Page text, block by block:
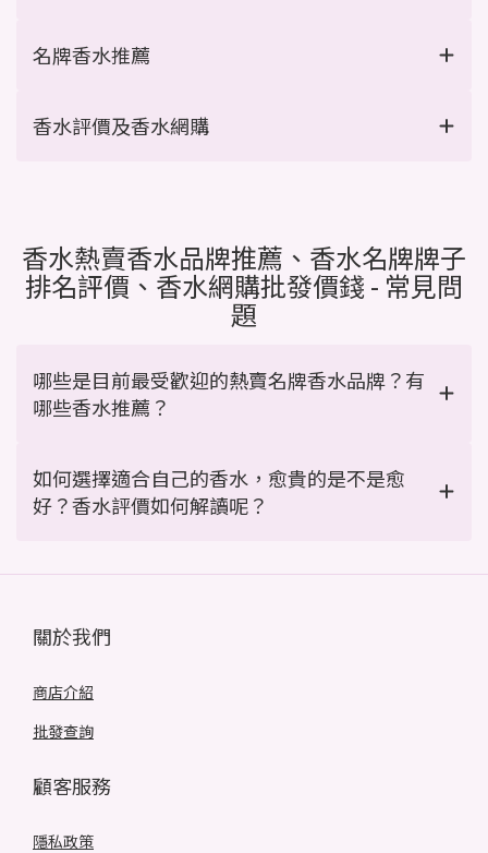
名牌香水推薦
香水評價及香水網購
香水熱賣香水品牌推薦、香水名牌牌子
排名評價、香水網購批發價錢 - 常見問
題
哪些是目前最受歡迎的熱賣名牌香水品牌？有
哪些香水推薦？
如何選擇適合自己的香水，愈貴的是不是愈
好？香水評價如何解讀呢？
關於我們
商店介紹
批發查詢
顧客服務
隱私政策